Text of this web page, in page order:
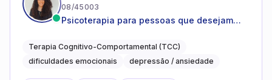
08/45003
Psicoterapia para pessoas que desejam
dificuldades do dia a dia
Terapia Cognitivo-Comportamental (TCC)
dificuldades emocionais
depressão / ansiedade